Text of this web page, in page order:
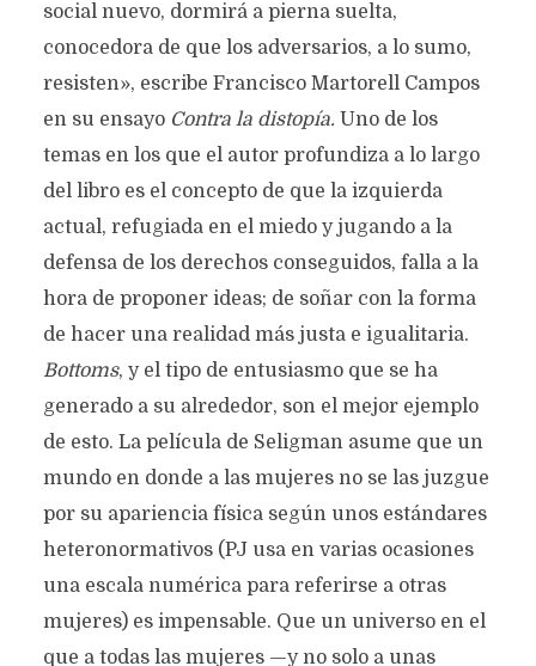
social nuevo, dormirá a pierna suelta,
conocedora de que los adversarios, a lo sumo,
resisten», escribe Francisco Martorell Campos
en su ensayo Contra la distopía. Uno de los
temas en los que el autor profundiza a lo largo
del libro es el concepto de que la izquierda
actual, refugiada en el miedo y jugando a la
defensa de los derechos conseguidos, falla a la
hora de proponer ideas; de soñar con la forma
de hacer una realidad más justa e igualitaria.
Bottoms, y el tipo de entusiasmo que se ha
generado a su alrededor, son el mejor ejemplo
de esto. La película de Seligman asume que un
mundo en donde a las mujeres no se las juzgue
por su apariencia física según unos estándares
heteronormativos (PJ usa en varias ocasiones
una escala numérica para referirse a otras
mujeres) es impensable. Que un universo en el
que a todas las mujeres —y no solo a unas